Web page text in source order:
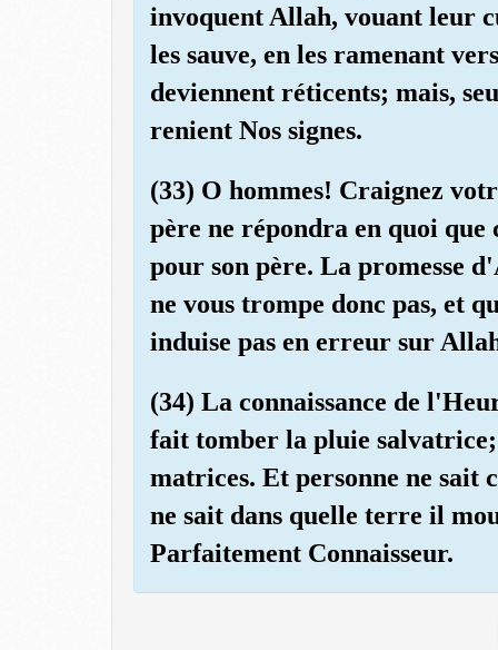
invoquent Allah, vouant leur
les sauve, en les ramenant
deviennent réticents; mais,
renient Nos signes.
(33) O hommes! Craignez
père ne répondra en quoi
pour son père. La promesse
ne vous trompe donc pas, et
induise pas en erreur sur
(34) La connaissance de
fait tomber la pluie
matrices. Et personne ne sait
ne sait dans quelle terre il
Parfaitement Connaisseur.